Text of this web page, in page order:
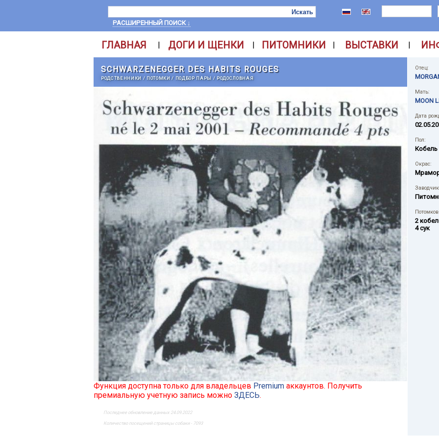
РАСШИРЕННЫЙ ПОИСК ↓
ГЛАВНАЯ | ДОГИ И ЩЕНКИ | ПИТОМНИКИ | ВЫСТАВКИ |
SCHWARZENEGGER DES HABITS ROUGES
РОДСТВЕННИКИ / ПОТОМКИ/ ПОДБОР ПАРЫ / РОДОСЛОВНАЯ
Функция доступна только для владельцев Premium аккаунтов. Получить
премиальную учетную запись можно ЗДЕСЬ.
Последнее обновление данных 24.09.2022
Количество посещений страницы собаки - 7093
Отец:
Мать:
MOON
Дата
Пол:
Кобель
Окрас:
2
4 сук